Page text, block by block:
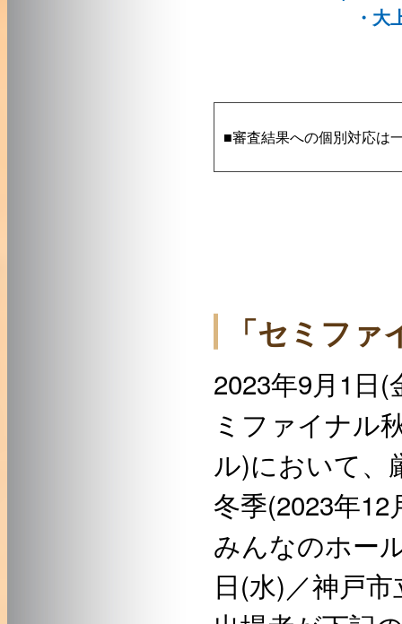
・大
■審査結果への個別対応は
「セミフ
2023年9月1日
ミファイナル
ル)において、
冬季(2023年
みんなのホー
日(水)／神戸